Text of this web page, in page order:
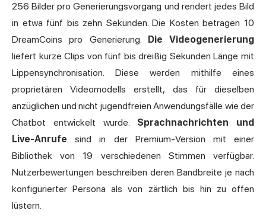
256 Bilder pro Generierungsvorgang und rendert jedes Bild
in etwa fünf bis zehn Sekunden. Die Kosten betragen 10
DreamCoins pro Generierung. Die Videogenerierung
liefert kurze Clips von fünf bis dreißig Sekunden Länge mit
Lippensynchronisation. Diese werden mithilfe eines
proprietären Videomodells erstellt, das für dieselben
anzüglichen und nicht jugendfreien Anwendungsfälle wie der
Chatbot entwickelt wurde. Sprachnachrichten und
Live-Anrufe sind in der Premium-Version mit einer
Bibliothek von 19 verschiedenen Stimmen verfügbar.
Nutzerbewertungen beschreiben deren Bandbreite je nach
konfigurierter Persona als von zärtlich bis hin zu offen
lüstern.